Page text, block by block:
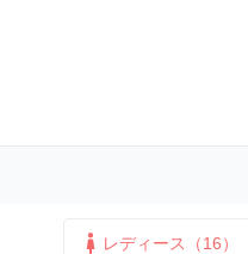
レディース（16）